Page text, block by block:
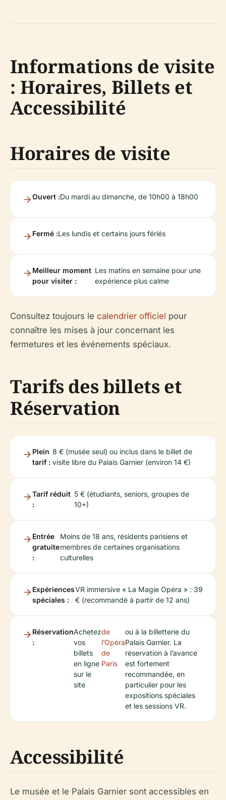
Informations de visite
: Horaires, Billets et
Accessibilité
Horaires de visite
Ouvert :Du mardi au dimanche, de 10h00 à 18h00
Fermé :Les lundis et certains jours fériés
Meilleur moment
pour visiter :
Les matins en semaine pour une
expérience plus calme
Consultez toujours le calendrier officiel pour
connaître les mises à jour concernant les
fermetures et les événements spéciaux.
Tarifs des billets et
Réservation
Plein
tarif :
8 € (musée seul) ou inclus dans le billet de
visite libre du Palais Garnier (environ 14 €)
Tarif réduit
:
5 € (étudiants, seniors, groupes de
10+)
Entrée
gratuite
:
Moins de 18 ans, résidents parisiens et
membres de certaines organisations
culturelles
Expériences
spéciales :
VR immersive « La Magie Opéra » : 39
€ (recommandé à partir de 12 ans)
Réservation
:
Achetez
vos
billets
en ligne
sur le
site
de
l’Opéra
de
Paris
ou à la billetterie du
Palais Garnier. La
réservation à l’avance
est fortement
recommandée, en
particulier pour les
expositions spéciales
et les sessions VR.
Accessibilité
Le musée et le Palais Garnier sont accessibles en